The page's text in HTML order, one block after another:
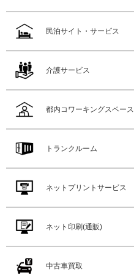
民泊サイト・サービス
介護サービス
都内コワーキングスペース
トランクルーム
ネットプリントサービス
ネット印刷(通販)
中古車買取